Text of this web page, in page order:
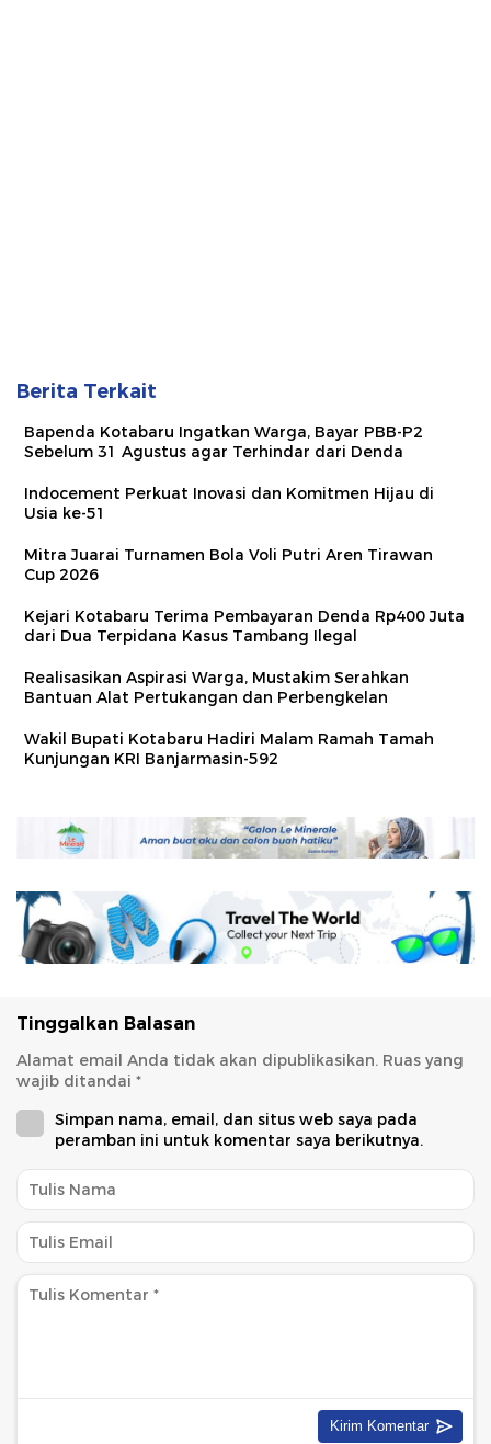
Berita Terkait
Bapenda Kotabaru Ingatkan Warga, Bayar PBB-P2
Sebelum 31 Agustus agar Terhindar dari Denda
Indocement Perkuat Inovasi dan Komitmen Hijau di
Usia ke-51
Mitra Juarai Turnamen Bola Voli Putri Aren Tirawan
Cup 2026
Kejari Kotabaru Terima Pembayaran Denda Rp400 Juta
dari Dua Terpidana Kasus Tambang Ilegal
Realisasikan Aspirasi Warga, Mustakim Serahkan
Bantuan Alat Pertukangan dan Perbengkelan
Wakil Bupati Kotabaru Hadiri Malam Ramah Tamah
Kunjungan KRI Banjarmasin-592
Tinggalkan Balasan
Alamat email Anda tidak akan dipublikasikan. Ruas yang
wajib ditandai *
Simpan nama, email, dan situs web saya pada
peramban ini untuk komentar saya berikutnya.